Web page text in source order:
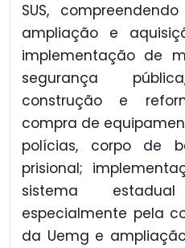
SUS,
ampliação e
implementação de
segurança
construção e
compra de
polícias, corpo de
prisional;
sistema
especialmente pela
da Uemg e